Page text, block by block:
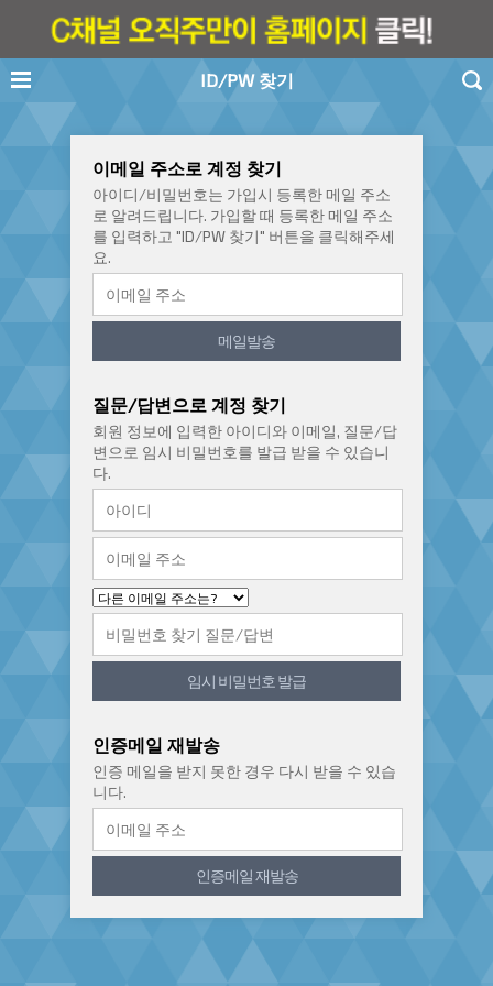
ID/PW 찾기
이메일 주소로 계정 찾기
아이디/비밀번호는 가입시 등록한 메일 주소
로 알려드립니다. 가입할 때 등록한 메일 주소
를 입력하고 "ID/PW 찾기" 버튼을 클릭해주세
요.
메일발송
질문/답변으로 계정 찾기
회원 정보에 입력한 아이디와 이메일, 질문/답
변으로 임시 비밀번호를 발급 받을 수 있습니
다.
임시 비밀번호 발급
인증메일 재발송
인증 메일을 받지 못한 경우 다시 받을 수 있습
니다.
인증메일 재발송